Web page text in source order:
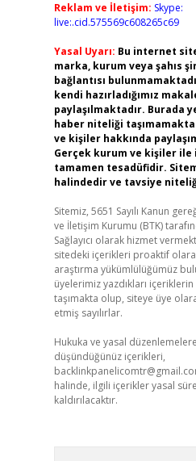
Reklam ve İletişim: Skype:
live:.cid.575569c608265c69
Yasal Uyarı: Bu internet
marka, kurum veya şahıs
bağlantısı
kendi hazırladığımız
paylaşılmaktadır. Burada
haber niteliği
ve kişiler hakkında
Gerçek kurum ve kişiler
tamamen tesadüfidir.
halindedir ve tavsiye
Sitemiz, 5651 Sayılı Kanun
ve İletişim Kurumu (BTK)
Sağlayıcı olarak hizmet
sitedeki içerikleri proaktif
araştırma yükümlülüğümüz
üyelerimiz yazdıkları
taşımakta olup, siteye üye
etmiş sayılırlar.
Hukuka ve yasal
düşündüğünüz içerikleri,
halinde, ilgili içerikler yasal
kaldırılacaktır.